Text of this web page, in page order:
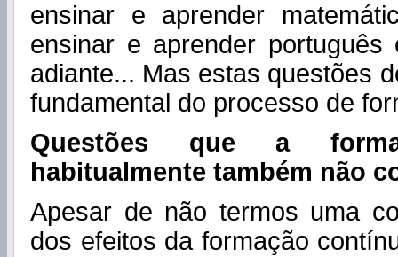
ensinar e aprender
ensinar e aprender
adiante... Mas estas questões
fundamental do processo de
Questões que a
habitualmente também não
Apesar de não termos uma
dos efeitos da formação